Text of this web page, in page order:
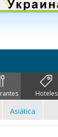
Hoteles
Asiática